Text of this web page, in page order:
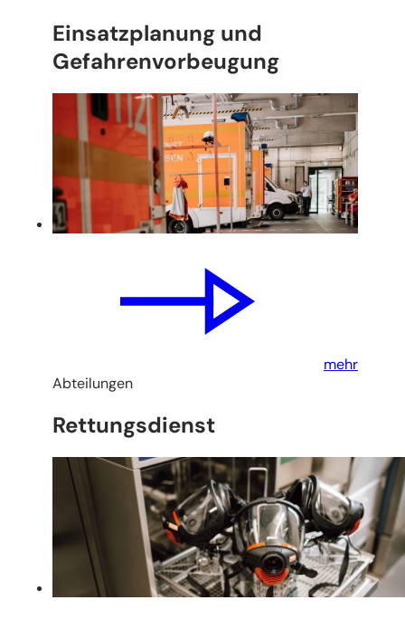
Einsatzplanung und
Gefahrenvorbeugung
mehr
Abteilungen
Rettungsdienst